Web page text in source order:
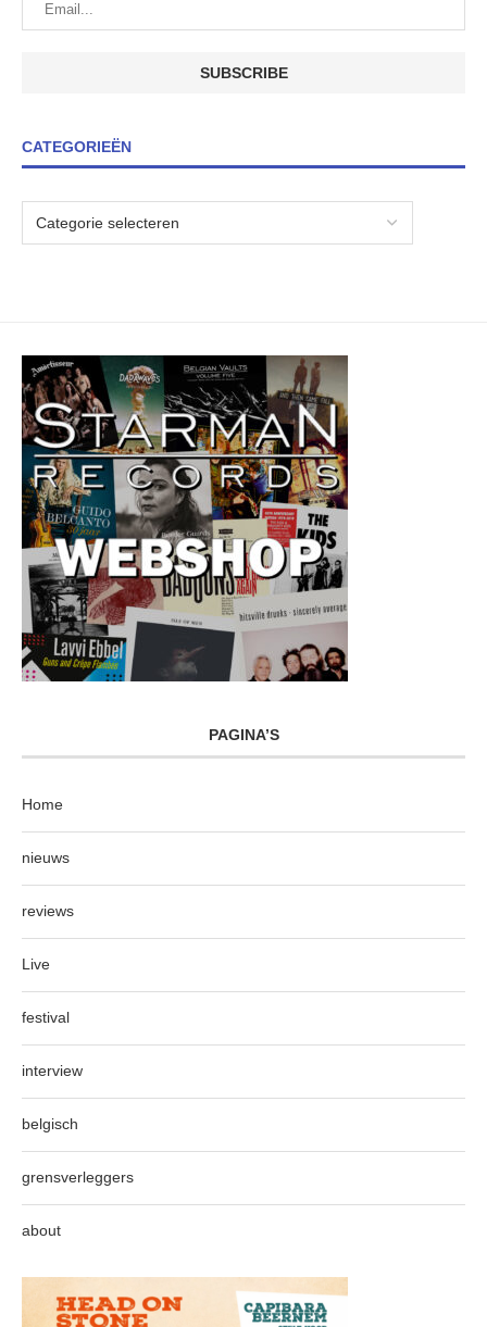
CATEGORIEËN
PAGINA’S
Home
nieuws
reviews
Live
festival
interview
belgisch
grensverleggers
about